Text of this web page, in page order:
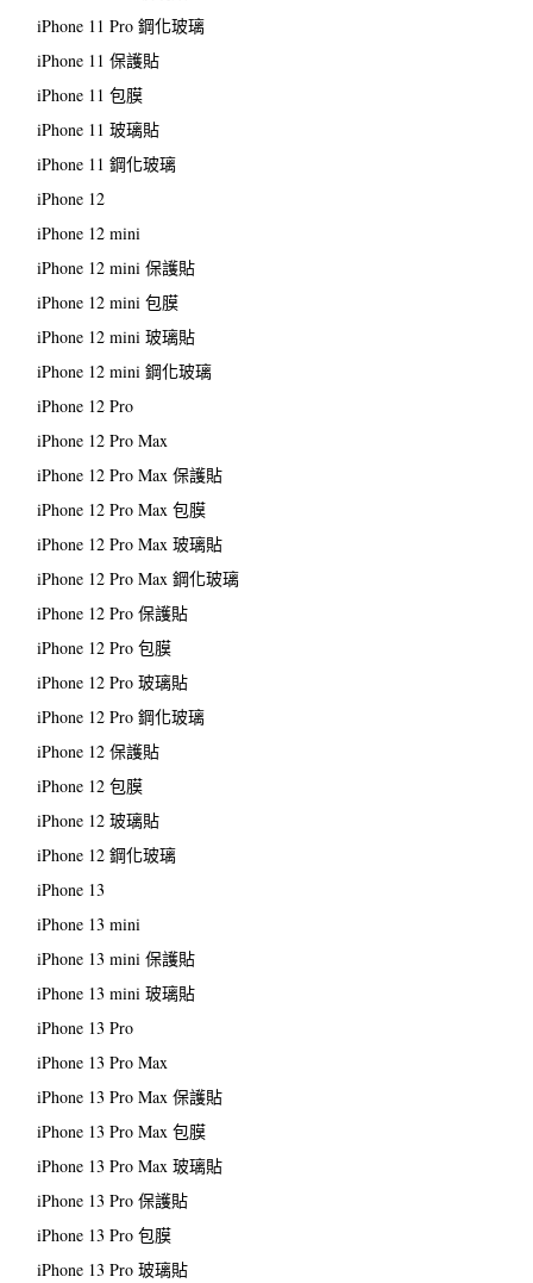
iPhone 11 Pro 鋼化玻璃
iPhone 11 保護貼
iPhone 11 包膜
iPhone 11 玻璃貼
iPhone 11 鋼化玻璃
iPhone 12
iPhone 12 mini
iPhone 12 mini 保護貼
iPhone 12 mini 包膜
iPhone 12 mini 玻璃貼
iPhone 12 mini 鋼化玻璃
iPhone 12 Pro
iPhone 12 Pro Max
iPhone 12 Pro Max 保護貼
iPhone 12 Pro Max 包膜
iPhone 12 Pro Max 玻璃貼
iPhone 12 Pro Max 鋼化玻璃
iPhone 12 Pro 保護貼
iPhone 12 Pro 包膜
iPhone 12 Pro 玻璃貼
iPhone 12 Pro 鋼化玻璃
iPhone 12 保護貼
iPhone 12 包膜
iPhone 12 玻璃貼
iPhone 12 鋼化玻璃
iPhone 13
iPhone 13 mini
iPhone 13 mini 保護貼
iPhone 13 mini 玻璃貼
iPhone 13 Pro
iPhone 13 Pro Max
iPhone 13 Pro Max 保護貼
iPhone 13 Pro Max 包膜
iPhone 13 Pro Max 玻璃貼
iPhone 13 Pro 保護貼
iPhone 13 Pro 包膜
iPhone 13 Pro 玻璃貼